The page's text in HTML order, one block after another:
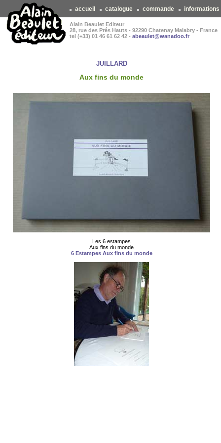
accueil catalogue commande informations
Alain Beaulet Editeur
28, rue des Prés Hauts - 92290 Chatenay Malabry - France
tel (+33) 01 46 61 62 42 - abeaulet@wanadoo.fr
JUILLARD
Aux fins du monde
Les 6 estampes
Aux fins du monde
6 Estampes Aux fins du monde